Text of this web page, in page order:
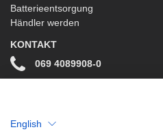
Batterieentsorgung
Händler werden
KONTAKT
069 4089908-0
English